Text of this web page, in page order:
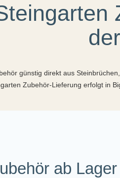
günstig direkt aus
Zubehör-Lieferung erfolgt in
ab